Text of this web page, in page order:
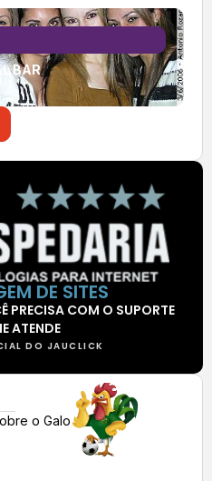
BAR
DE SITES
PRECISA COM O SUPORTE
ATENDE
DO JAUCLICK
o Galo